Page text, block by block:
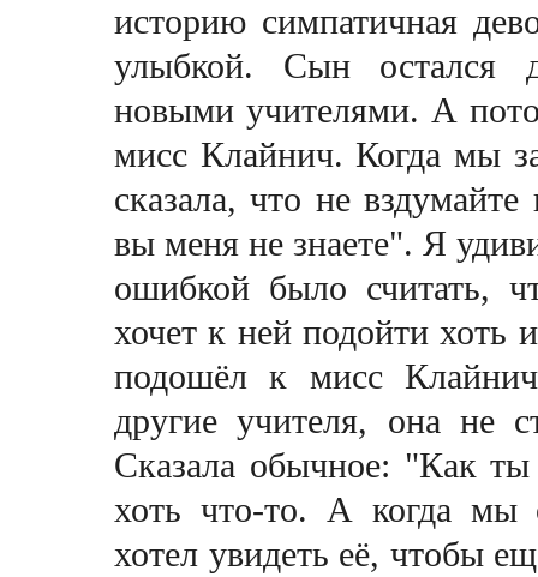
историю симпатичная
улыбкой. Сын остался
новыми учителями. А
мисс Клайнич. Когда мы
сказала, что не
вы меня не знаете". Я
ошибкой было считать,
хочетк нейподойти хоть
подошёл к мисс Клайнич
другие учителя, она не
Сказала обычное: "Как
хоть что-то. А когда
хотел увидеть её, чтобы